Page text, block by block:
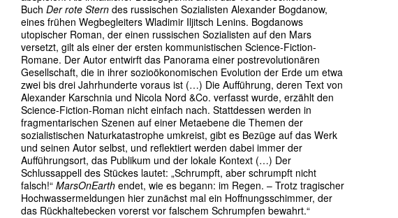
Buch Der rote Stern des russischen Sozialisten Alexander Bogdanow,
eines frühen Wegbegleiters Wladimir Iljitsch Lenins. Bogdanows
utopischer Roman, der einen russischen Sozialisten auf den Mars
versetzt, gilt als einer der ersten kommunistischen Science-Fiction-
Romane. Der Autor entwirft das Panorama einer postrevolutionären
Gesellschaft, die in ihrer sozioökonomischen Evolution der Erde um etwa
zwei bis drei Jahrhunderte voraus ist (…) Die Aufführung, deren Text von
Alexander Karschnia und Nicola Nord &Co. verfasst wurde, erzählt den
Science-Fiction-Roman nicht einfach nach. Stattdessen werden in
fragmentarischen Szenen auf einer Metaebene die Themen der
sozialistischen Naturkatastrophe umkreist, gibt es Bezüge auf das Werk
und seinen Autor selbst, und reflektiert werden dabei immer der
Aufführungsort, das Publikum und der lokale Kontext (…) Der
Schlussappell des Stückes lautet: „Schrumpft, aber schrumpft nicht
falsch!“ MarsOnEarth endet, wie es begann: im Regen. – Trotz tragischer
Hochwassermeldungen hier zunächst mal ein Hoffnungsschimmer, der
das Rückhaltebecken vorerst vor falschem Schrumpfen bewahrt.“